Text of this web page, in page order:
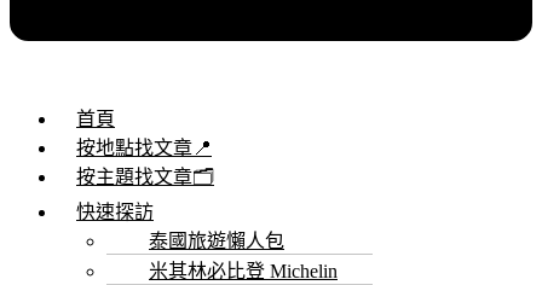
首頁
按地點找文章📍
按主題找文章🗂️
快速探訪
泰國旅遊懶人包
米其林必比登 Michelin